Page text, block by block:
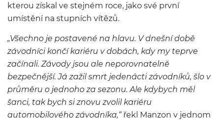
kterou získal ve stejném roce, jako své první
umístění na stupních vítězů.
„Všechno je postavené na hlavu. V dnešní době
závodníci končí kariéru v dobách, kdy my teprve
začínali. Závody jsou ale neporovnatelně
bezpečnější. Já zažil smrt jedenácti závodníků, šlo v
průměru o jednoho za sezonu. Ale kdybych měl
šanci, tak bych si znovu zvolil kariéru
automobilového závodníka,“řekl Manzon v jednom